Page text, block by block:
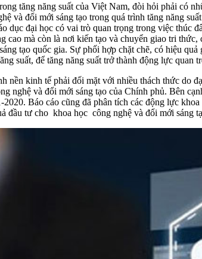
tăng năng suất của Việt Nam, đòi hỏi phải có
và đổi mới sáng tạo trong quá trình tăng năng
dục đại học có vai trò quan trọng trong việc thúc
cao mà còn là nơi kiến tạo và chuyển giao tri
tạo quốc gia. Sự phối hợp chặt chẽ, có hiệu
suất, để tăng năng suất trở thành động lực
nền kinh tế phải đối mặt với nhiều thách thức do
nghệ và đổi mới sáng tạo của Chính phủ. Bên
Báo cáo cũng đã phân tích các động lực
đầu tư cho khoa học công nghệ và đổi mới sáng